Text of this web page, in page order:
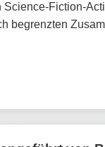
Fiction-
begrenzten